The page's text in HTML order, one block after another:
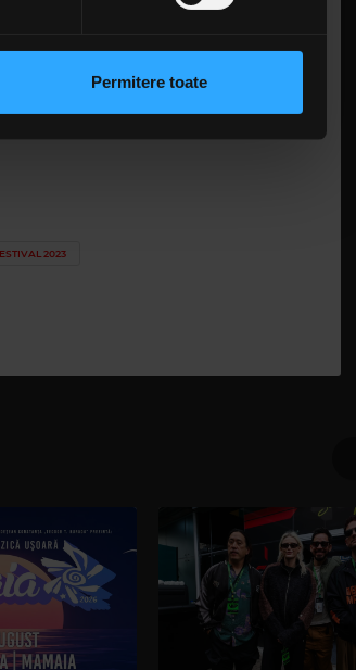
informații cu privire la modul în
culese în urma folosirii serviciilor
Permitere toate
2023